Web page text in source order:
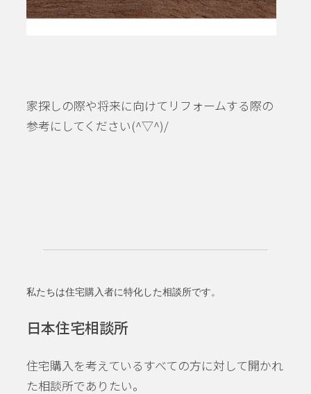
家探しの際や将来に向けてリフォームする際の
参考にしてください(^▽^)/
私たちは住宅購入者に特化した相談所です。
日本住宅相談所
住宅購入を考えているすべての方に対して開かれ
た相談所でありたい。